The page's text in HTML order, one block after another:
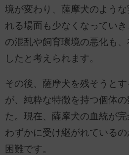
境が変わり、薩摩犬のよう
れる場面も少なくなってい
の混乱や飼育環境の悪化も
したと考えられます。
その後、薩摩犬を残そうと
が、純粋な特徴を持つ個体
た。現在、薩摩犬の血統が完
わずかに受け継がれている
困難です。